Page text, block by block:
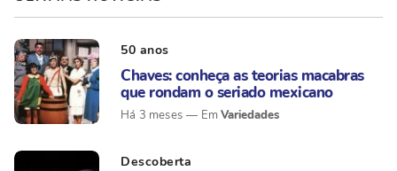
50 anos
Chaves: conheça as teorias macabras
que rondam o seriado mexicano
Há 3 meses Variedades
Descoberta